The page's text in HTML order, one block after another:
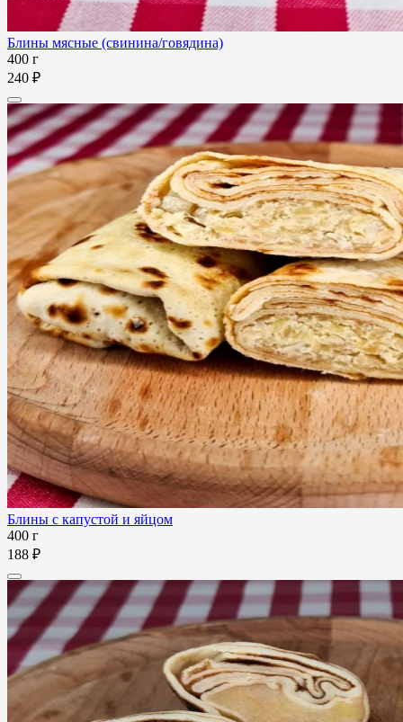
Блины мясные (свинина/говядина)
400 г
240 ₽
Блины с капустой и яйцом
400 г
188 ₽